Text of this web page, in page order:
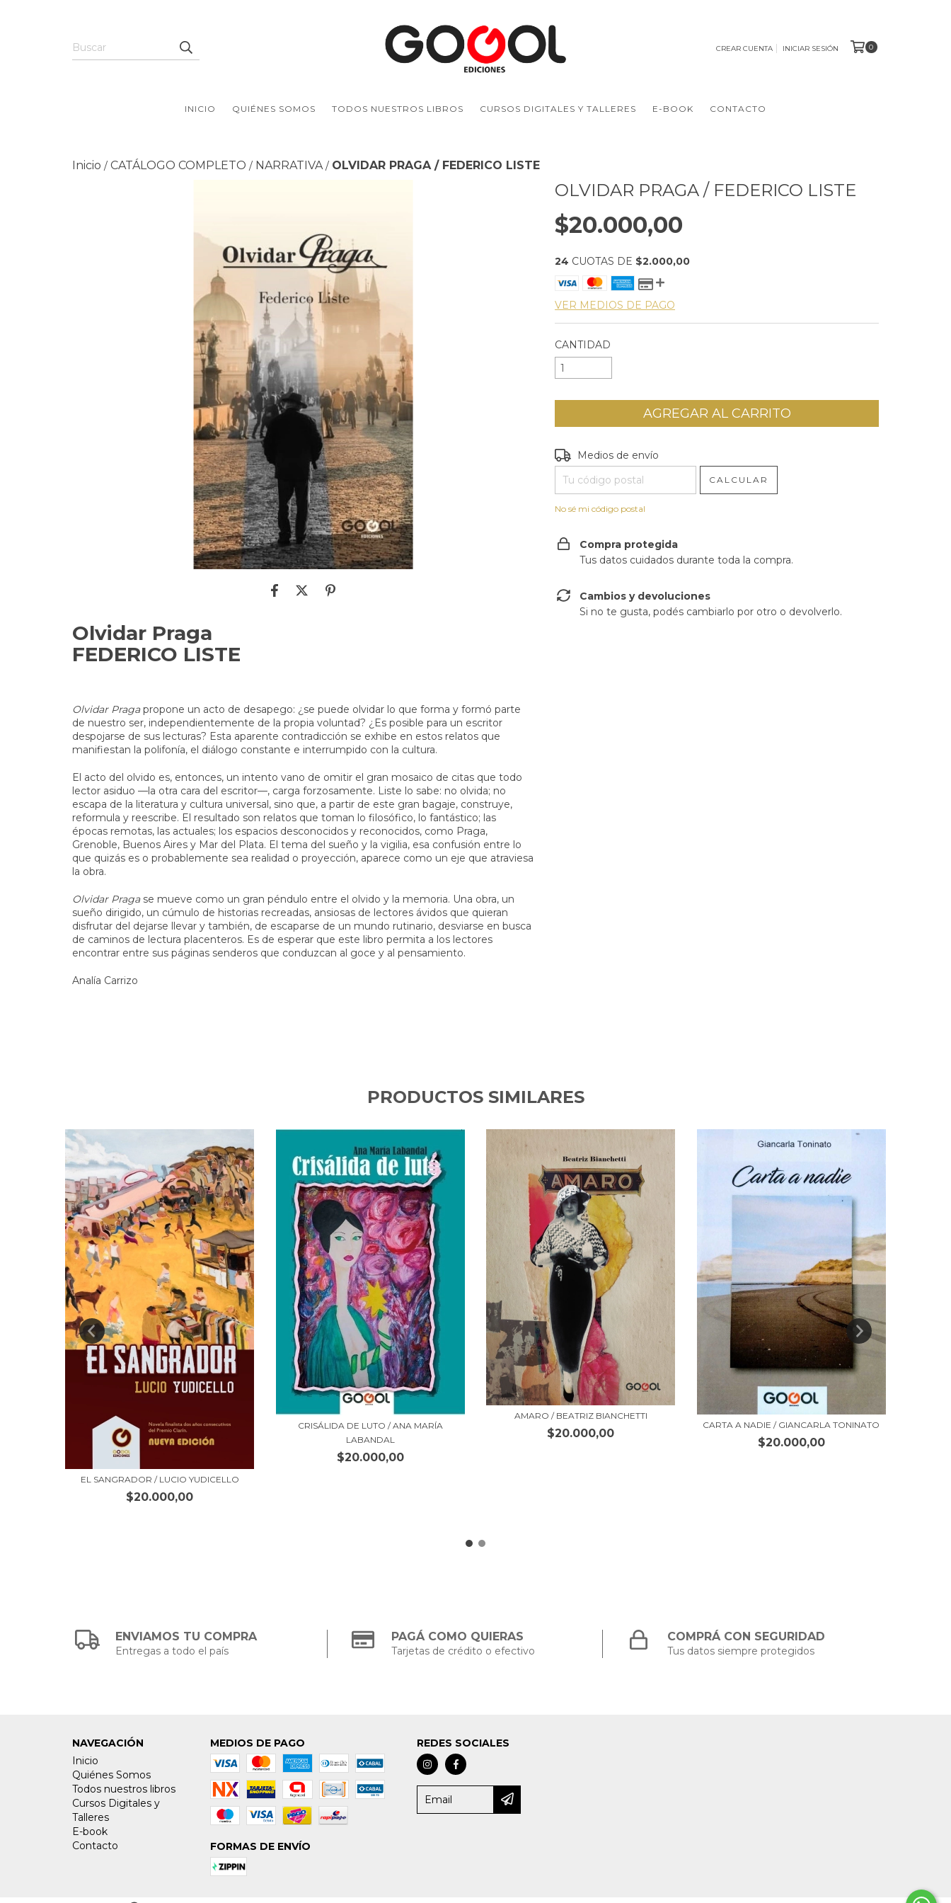
CREAR CUENTA INICIAR SESIÓN 0
INICIO QUIÉNES SOMOS TODOS NUESTROS LIBROS CURSOS DIGITALES Y TALLERES E-BOOK CONTACTO
Inicio / CATÁLOGO COMPLETO / NARRATIVA / OLVIDAR PRAGA / FEDERICO LISTE
Olvidar Praga
FEDERICO LISTE
Olvidar Pragapropone un acto de desapego: ¿se puede olvidar lo que forma y formó parte
de nuestro ser, independientemente de la propia voluntad? ¿Es posible para un escritor
despojarse de sus lecturas? Esta aparente contradicción se exhibe en estos relatos que
manifiestan la polifonía, el diálogo constante e interrumpido con la cultura.
El acto del olvido es, entonces, un intento vano de omitir el gran mosaico de citas que todo
lector asiduo —la otra cara del escritor—, carga forzosamente. Liste lo sabe: no olvida; no
escapa de la literatura y cultura universal, sino que, a partir de este gran bagaje, construye,
reformula y reescribe. El resultado son relatos que toman lo filosófico, lo fantástico; las
épocas remotas, las actuales; los espacios desconocidos y reconocidos, como Praga,
Grenoble, Buenos Aires y Mar del Plata. El tema del sueño y la vigilia, esa confusión entre lo
que quizás es o probablemente sea realidad o proyección, aparece como un eje que atraviesa
la obra.
Olvidar Pragase mueve como un gran péndulo entre el olvido y la memoria. Una obra, un
sueño dirigido, un cúmulo de historias recreadas, ansiosas de lectores ávidos que quieran
disfrutar del dejarse llevar y también, de escaparse de un mundo rutinario, desviarse en busca
de caminos de lectura placenteros. Es de esperar que este libro permita a los lectores
encontrar entre sus páginas senderos que conduzcan al goce y al pensamiento.
Analía Carrizo
OLVIDAR PRAGA / FEDERICO LISTE
$20.000,00
24 CUOTAS DE $2.000,00
VER MEDIOS DE PAGO
CANTIDAD
Entregas para el CP:
Medios de envío
CALCULAR
No sé mi código postal
Compra protegida
Tus datos cuidados durante toda la compra.
Cambios y devoluciones
Si no te gusta, podés cambiarlo por otro o devolverlo.
PRODUCTOS SIMILARES
EL SANGRADOR / LUCIO YUDICELLO
$20.000,00
CRISÁLIDA DE LUTO / ANA MARÍA
LABANDAL
$20.000,00
AMARO / BEATRIZ BIANCHETTI
$20.000,00
CARTA A NADIE / GIANCARLA TONINATO
$20.000,00
ENVIAMOS TU COMPRA
Entregas a todo el país
PAGÁ COMO QUIERAS
Tarjetas de crédito o efectivo
COMPRÁ CON SEGURIDAD
Tus datos siempre protegidos
NAVEGACIÓN
Inicio
Quiénes Somos
Todos nuestros libros
Cursos Digitales y
Talleres
E-book
Contacto
MEDIOS DE PAGO
FORMAS DE ENVÍO
REDES SOCIALES